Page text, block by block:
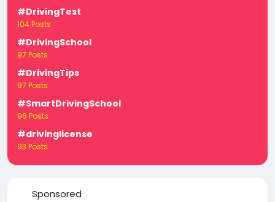
#DrivingTest
104 Posts
#DrivingSchool
97 Posts
#DrivingTips
97 Posts
#SmartDrivingSchool
96 Posts
#drivinglicense
93 Posts
Sponsored